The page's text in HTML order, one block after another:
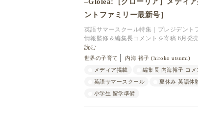
ントファミリー最新号］
英語サマースクール特集｜プレジデント
情報監修＆編集長コメントを寄稿 6月発
読む
世界の子育て
内海 裕子 (hiroko utsumi)
メディア掲載
編集長 内海裕子 コメ
英語サマースクール
夏休み 英語体
小学生 留学準備